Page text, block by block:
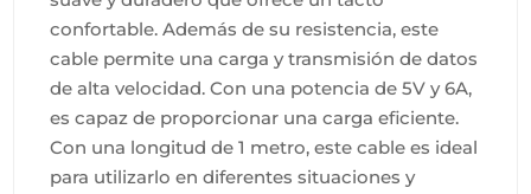
confortable. Además de su resistencia, este
cable permite una carga y transmisión de datos
de alta velocidad. Con una potencia de 5V y 6A,
es capaz de proporcionar una carga eficiente.
Con una longitud de 1 metro, este cable es ideal
para utilizarlo en diferentes situaciones y